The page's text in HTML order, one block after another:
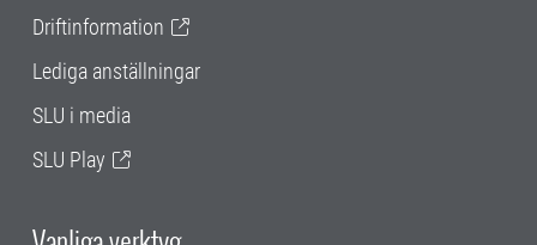
Driftinformation
Lediga anställningar
SLU i media
SLU Play